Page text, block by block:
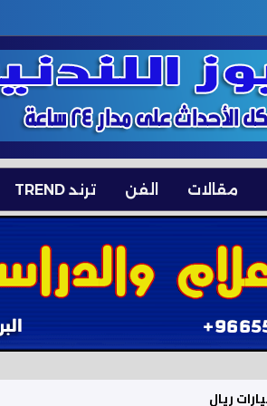
مقالات الفن ترند TREND